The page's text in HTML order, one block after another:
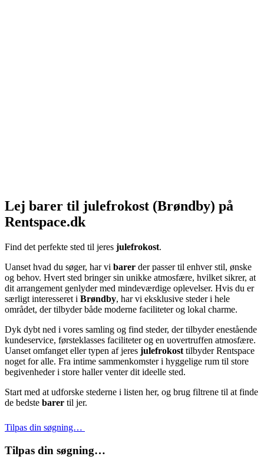
Lej barer til julefrokost (Brøndby) på
Rentspace.dk
Find det perfekte sted til jeres julefrokost.
Uanset hvad du søger, har vi barer der passer til enhver stil, ønske
og behov. Hvert sted bringer sin unikke atmosfære, hvilket sikrer, at
dit arrangement genlyder med mindeværdige oplevelser. Hvis du er
særligt interesseret i Brøndby, har vi eksklusive steder i hele
området, der tilbyder både moderne faciliteter og lokal charme.
Dyk dybt ned i vores samling og find steder, der tilbyder enestående
kundeservice, førsteklasses faciliteter og en uovertruffen atmosfære.
Uanset omfanget eller typen af jeres julefrokost tilbyder Rentspace
noget for alle. Fra intime sammenkomster i hyggelige rum til store
begivenheder i store haller venter dit ideelle sted.
Start med at udforske stederne i listen her, og brug filtrene til at finde
de bedste barer til jer.
Tilpas din søgning…
Tilpas din søgning…